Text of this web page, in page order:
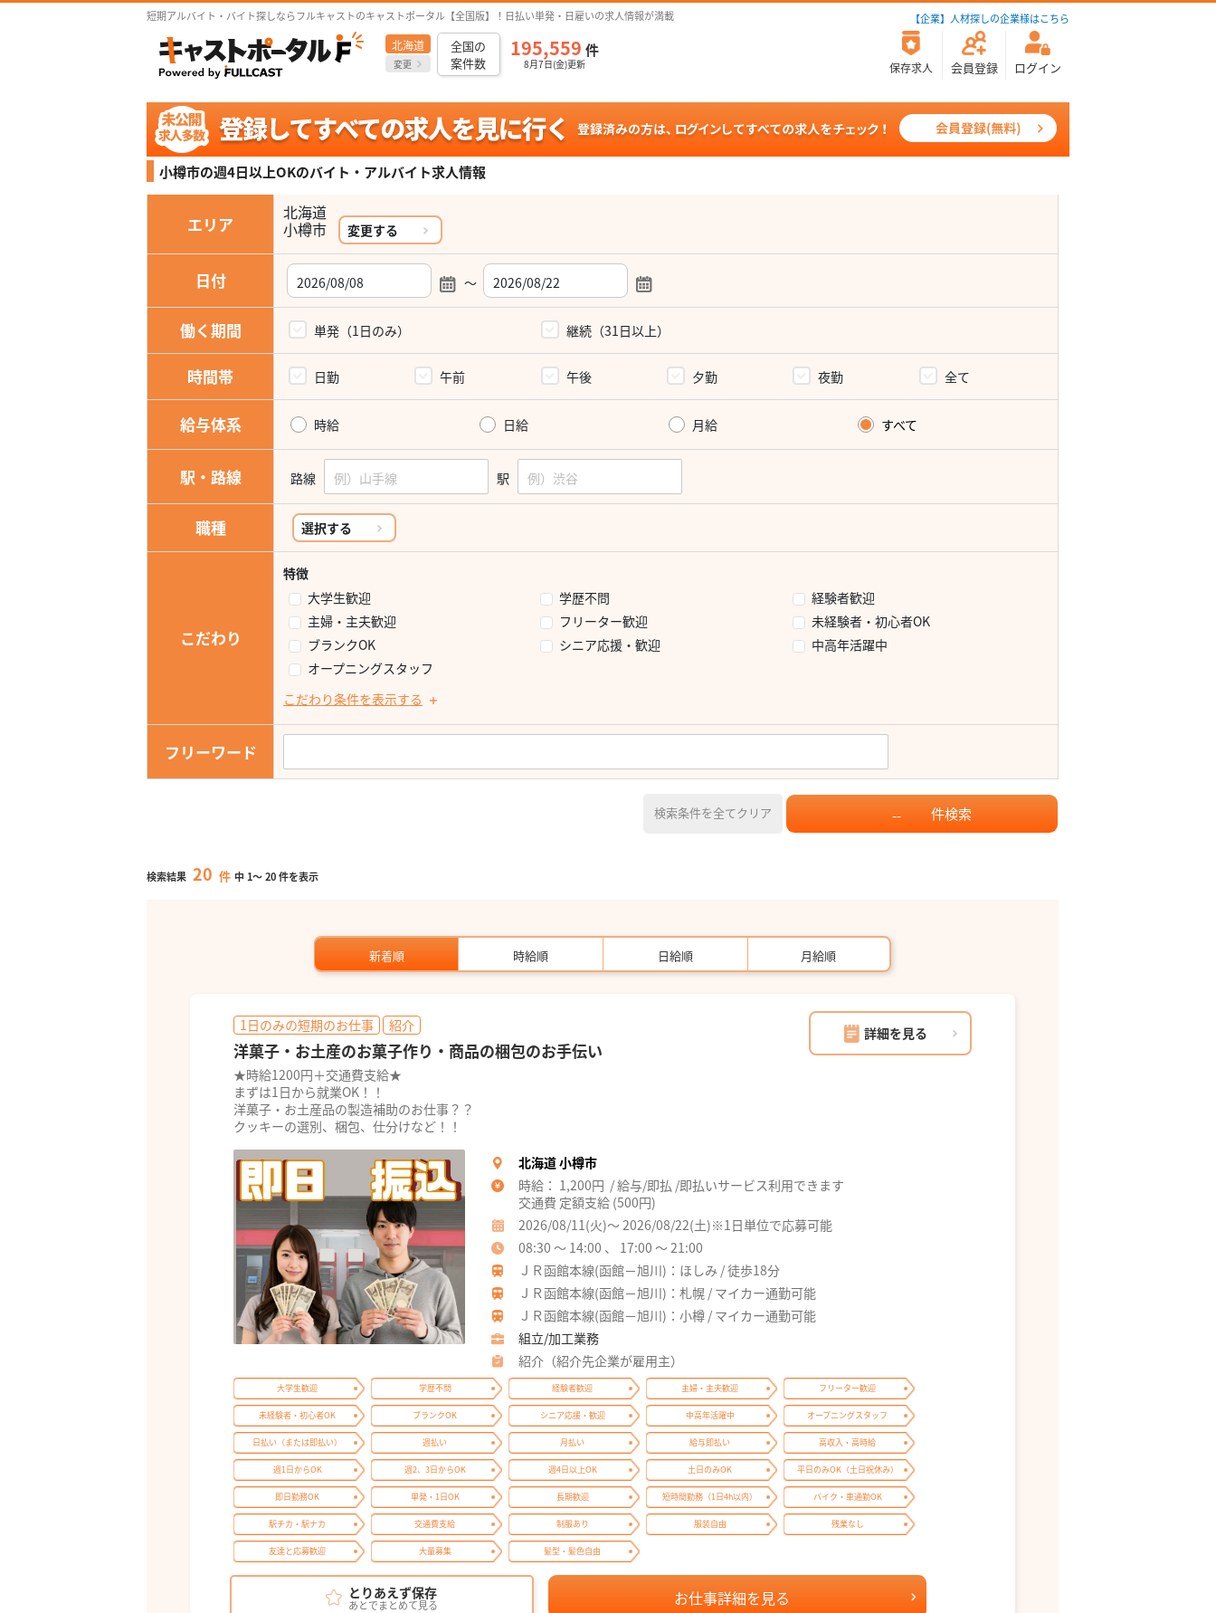
短期アルバイト・バイト探しならフルキャストのキャストポータル【全国版】！日払い単発・日雇いの求人情報が満載 【企業】人材探しの企業様はこちら
北海道
変更
全国の
案件数
195,559 件
8月7日(金)更新 保存求人 会員登録 ログイン
小樽市の週4日以上OKのバイト・アルバイト求人情報
エリア
北海道
小樽市 変更する
日付 ～
働く期間 単発（1日のみ） 継続（31日以上）
時間帯 日勤 午前 午後 夕勤 夜勤 全て
給与体系 時給 日給 月給 すべて
駅・路線 路線 駅
職種 選択する
こだわり
特徴
大学生歓迎
学歴不問
経験者歓迎
主婦・主夫歓迎
フリーター歓迎
未経験者・初心者OK
ブランクOK
シニア応援・歓迎
中高年活躍中
オープニングスタッフ
こだわり条件を表示する
フリーワード
検索条件を全てクリア -- 件検索
検索結果 20 件 中 1～20件を表示
新着順 時給順 日給順 月給順
1日のみの短期のお仕事 紹介 詳細を見る
洋菓子・お土産のお菓子作り・商品の梱包のお手伝い
★時給1200円＋交通費支給★
まずは1日から就業OK！！
洋菓子・お土産品の製造補助のお仕事？？
クッキーの選別、梱包、仕分けなど！！
北海道 小樽市
時給： 1,200円 / 給与/即払 /即払いサービス利用できます
交通費 定額支給 (500円)
2026/08/11(火)～ 2026/08/22(土)※1日単位で応募可能
08:30 ～ 14:00 、 17:00 ～ 21:00
ＪＲ函館本線(函館－旭川)：ほしみ / 徒歩18分
ＪＲ函館本線(函館－旭川)：札幌 / マイカー通勤可能
ＪＲ函館本線(函館－旭川)：小樽 / マイカー通勤可能
組立/加工業務
紹介（紹介先企業が雇用主）
大学生歓迎 学歴不問 経験者歓迎 主婦・主夫歓迎 フリーター歓迎
未経験者・初心者OK ブランクOK シニア応援・歓迎 中高年活躍中 オープニングスタッフ
日払い（または即払い） 週払い 月払い 給与即払い 高収入・高時給
週1日からOK 週2、3日からOK 週4日以上OK 土日のみOK 平日のみOK（土日祝休み）
即日勤務OK 単発・1日OK 長期歓迎 短時間勤務（1日4h以内） バイク・車通勤OK
駅チカ・駅ナカ 交通費支給 制服あり 服装自由 残業なし
友達と応募歓迎 大量募集 髪型・髪色自由
とりあえず保存
あとでまとめて見る お仕事詳細を見る